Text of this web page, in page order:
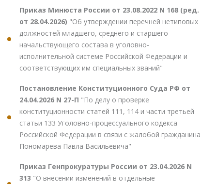
Приказ Минюста России от 23.08.2022 N 168 (ред.
от 28.04.2026) "Об утверждении перечней нетиповых
должностей младшего, среднего и старшего
начальствующего состава в уголовно-
исполнительной системе Российской Федерации и
соответствующих им специальных званий"
Постановление Конституционного Суда РФ от
24.04.2026 N 27-П "По делу о проверке
конституционности статей 111, 114 и части третьей
статьи 133 Уголовно-процессуального кодекса
Российской Федерации в связи с жалобой гражданина
Пономарева Павла Васильевича"
Приказ Генпрокуратуры России от 23.04.2026 N
313 "О внесении изменений в отдельные